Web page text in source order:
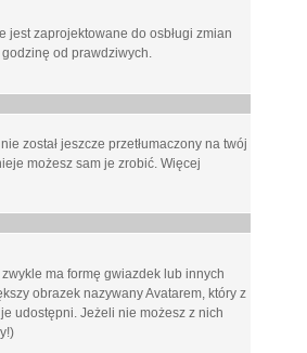
zaprojektowane do osbługi zmian
od prawdziwych.
został jeszcze przetłumaczony na twój
możesz sam je zrobić. Więcej
ma formę gwiazdek lub innych
obrazek nazywany Avatarem, który z
udostępni. Jeżeli nie możesz z nich